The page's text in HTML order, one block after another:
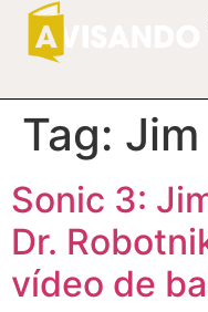
Tag:
Sonic 3:
Dr.
vídeo de